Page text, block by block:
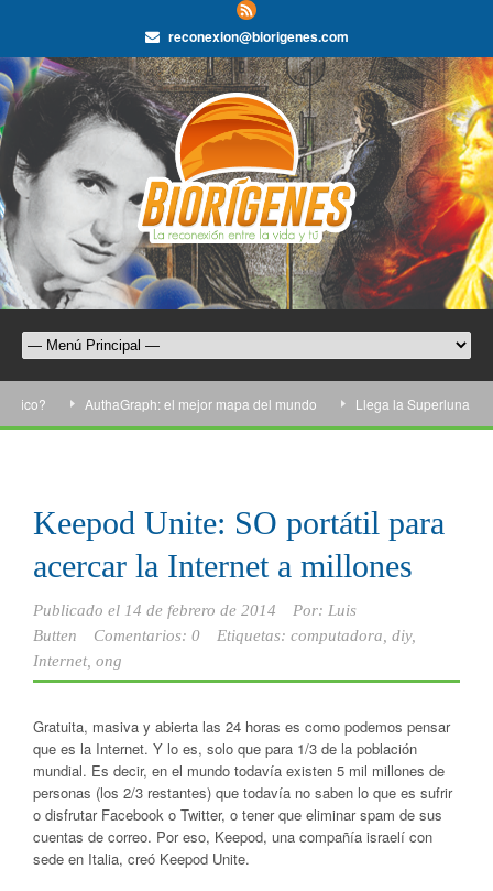
reconexion@biorigenes.com
AuthaGraph: el mejor mapa del mundo Llega la Superluna más
Keepod Unite: SO portátil para
acercar la Internet a millones
Publicado el 14 de febrero de 2014 Por: Luis
Butten
Comentarios: 0 Etiquetas: computadora, diy,
Internet, ong
Gratuita, masiva y abierta las 24 horas es como podemos pensar
que es la Internet. Y lo es, solo que para 1/3 de la población
mundial. Es decir, en el mundo todavía existen 5 mil millones de
personas (los 2/3 restantes) que todavía no saben lo que es sufrir
o disfrutar Facebook o Twitter, o tener que eliminar spam de sus
cuentas de correo. Por eso, Keepod, una compañía israelí con
sede en Italia, creó Keepod Unite.